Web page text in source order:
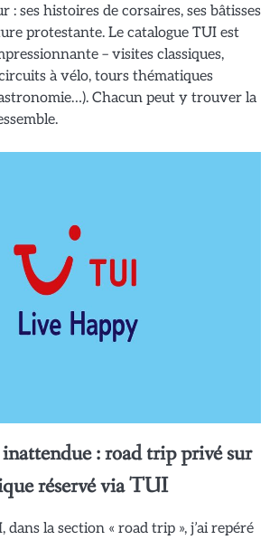
: ses histoires de corsaires, ses bâtisses
protestante. Le catalogue TUI est
– visites classiques,
à vélo, tours thématiques
Chacun peut y trouver la
: road trip privé sur
réservé via TUI
dans la section « road trip », j’ai repéré